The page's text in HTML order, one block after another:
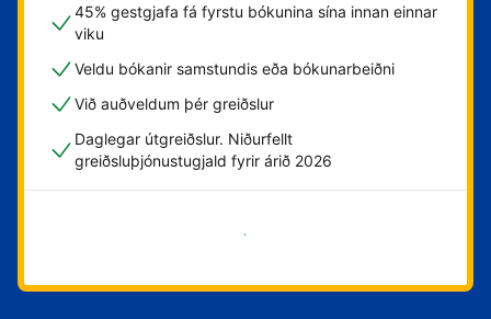
45% gestgjafa fá fyrstu bókunina sína innan einnar
viku
Veldu bókanir samstundis eða bókunarbeiðni
Við auðveldum þér greiðslur
Daglegar útgreiðslur. Niðurfellt
greiðsluþjónustugjald fyrir árið 2026
Byrja núna